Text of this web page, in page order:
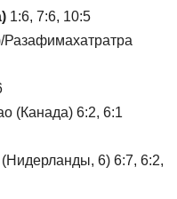
1:6, 7:6, 10:5
(Канада) 6:2, 6:1
6) 6:7, 6:2,